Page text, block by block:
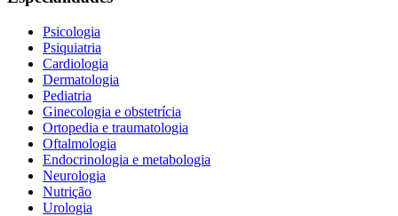
Psicologia
Psiquiatria
Cardiologia
Dermatologia
Pediatria
Ginecologia e obstetrícia
Ortopedia e traumatologia
Oftalmologia
Endocrinologia e metabologia
Neurologia
Nutrição
Urologia